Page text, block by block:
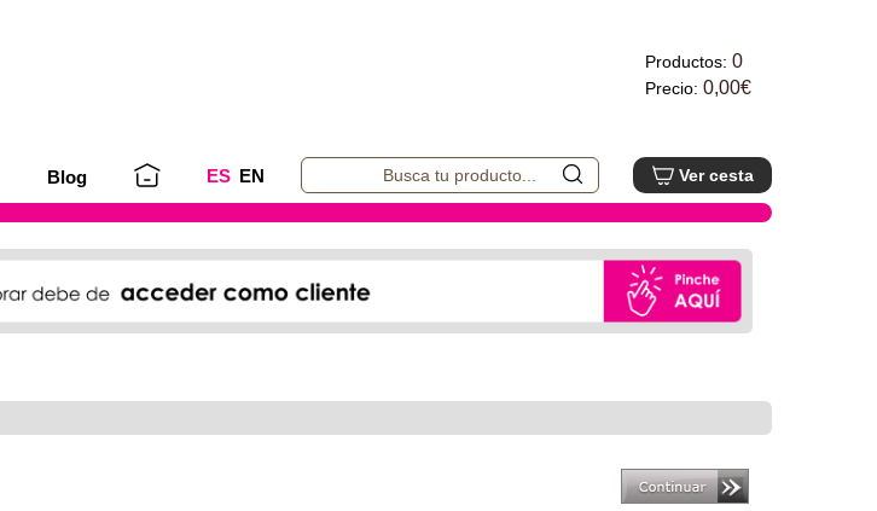
Productos: 0
Precio: 0,00€
Blog ES EN Ver cesta